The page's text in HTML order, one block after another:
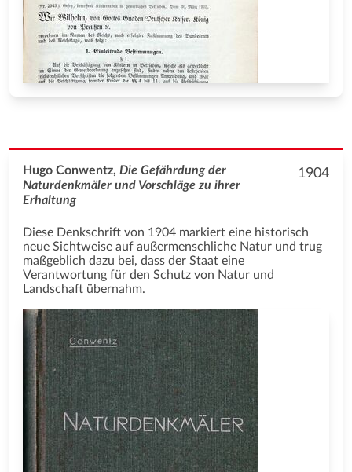
1904
Hugo Conwentz, Die Gefährdung der
Naturdenkmäler und Vorschläge zu ihrer
Erhaltung
Diese Denkschrift von 1904 markiert eine historisch
neue Sichtweise auf außermenschliche Natur und trug
maßgeblich dazu bei, dass der Staat eine
Verantwortung für den Schutz von Natur und
Landschaft übernahm.